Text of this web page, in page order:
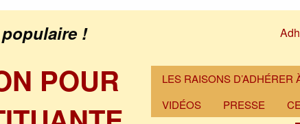
!
POUR
LES RAISONS D’ADHÉRER
VIDÉOS
PRESSE